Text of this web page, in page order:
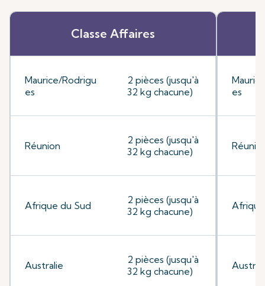
Classe Affaires
Maurice/Rodrigu
es
2 pièces (jusqu'à
32 kg chacune)
Réunion
2 pièces (jusqu'à
32 kg chacune)
Afrique du Sud
2 pièces (jusqu'à
32 kg chacune)
Australie
2 pièces (jusqu'à
32 kg chacune)
es